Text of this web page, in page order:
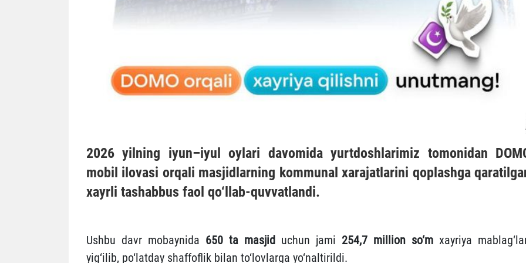
2026 yilning iyun–iyul oylari davomida yurtdoshlarimiz tomonidan
mobil ilovasi orqali masjidlarning kommunal xarajatlarini qoplashga
xayrli tashabbus faol qo‘llab-quvvatlandi.
Ushbu davr mobaynida 650 ta masjid uchun jami 254,7 million so‘m xayriya
yig‘ilib, po‘latday shaffoflik bilan to‘lovlarga yo‘naltirildi.